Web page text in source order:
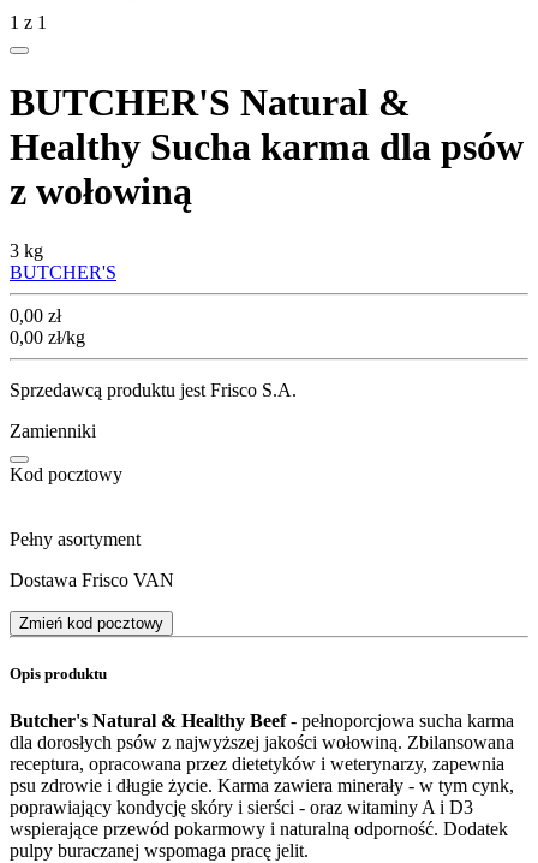
1 z 1
BUTCHER'S Natural &
Healthy Sucha karma dla psów
z wołowiną
3 kg
BUTCHER'S
Cena
0,00 zł
0,00 zł/kg
Sprzedawcą produktu jest Frisco S.A.
Zamienniki
Kod pocztowy
Pełny asortyment
Dostawa Frisco VAN
Zmień kod pocztowy
Opis produktu
Butcher's Natural & Healthy Beef- pełnoporcjowa sucha karma
dla dorosłych psów z najwyższej jakości wołowiną. Zbilansowana
receptura, opracowana przez dietetyków i weterynarzy, zapewnia
psu zdrowie i długie życie. Karma zawiera minerały - w tym cynk,
poprawiający kondycję skóry i sierści - oraz witaminy A i D3
wspierające przewód pokarmowy i naturalną odporność. Dodatek
pulpy buraczanej wspomaga pracę jelit.